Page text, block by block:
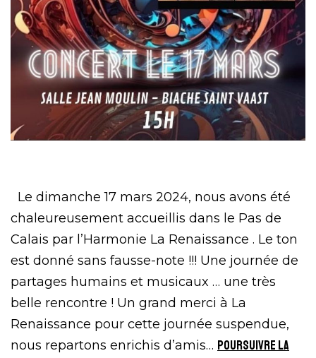
Le dimanche 17 mars 2024, nous avons été
chaleureusement accueillis dans le Pas de
Calais par l’Harmonie La Renaissance . Le ton
est donné sans fausse-note !!! Une journée de
partages humains et musicaux … une très
belle rencontre ! Un grand merci à La
Renaissance pour cette journée suspendue,
nous repartons enrichis d’amis… Poursuivre la